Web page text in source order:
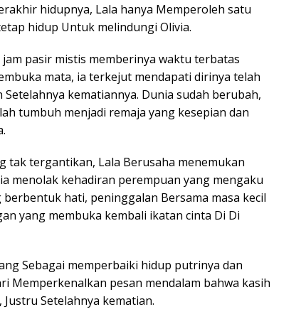
hidupnya, Lala hanya Memperoleh satu
hidup Untuk melindungi Olivia.
pasir mistis memberinya waktu terbatas
mata, ia terkejut mendapati dirinya telah
kematiannya. Dunia sudah berubah,
tumbuh menjadi remaja yang kesepian dan
tak tergantikan, Lala Berusaha menemukan
menolak kehadiran perempuan yang mengaku
hati, peninggalan Bersama masa kecil
yang membuka kembali ikatan cinta Di Di
Sebagai memperbaiki hidup putrinya dan
Memperkenalkan pesan mendalam bahwa kasih
Setelahnya kematian.